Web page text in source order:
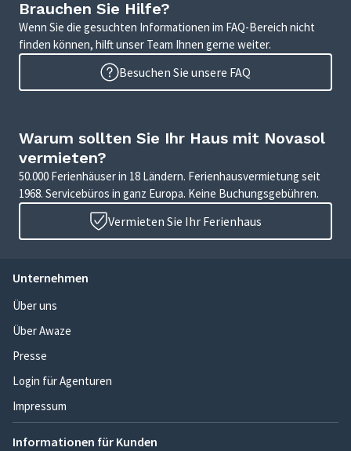
Brauchen Sie Hilfe?
Wenn Sie die gesuchten Informationen im FAQ-Bereich nicht
finden können, hilft unser Team Ihnen gerne weiter.
Besuchen Sie unsere FAQ
Warum sollten Sie Ihr Haus mit Novasol
vermieten?
50.000 Ferienhäuser in 18 Ländern. Ferienhausvermietung seit
1968. Servicebüros in ganz Europa. Keine Buchungsgebühren.
Vermieten Sie Ihr Ferienhaus
Unternehmen
Über uns
Über Awaze
Presse
Login für Agenturen
Impressum
Informationen für Kunden